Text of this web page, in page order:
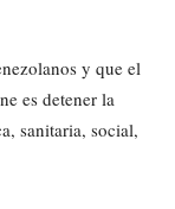
y que el
es detener la
sanitaria, social,